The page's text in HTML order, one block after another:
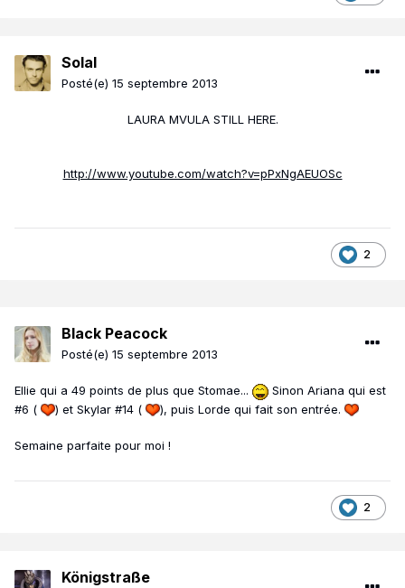
Solal
Posté(e) 15 septembre 2013
LAURA MVULA STILL HERE.
http://www.youtube.com/watch?v=pPxNgAEUOSc
2
Black Peacock
Posté(e) 15 septembre 2013
Ellie qui a 49 points de plus que Stomae...
Sinon Ariana qui est
#6 (
) et Skylar #14 ( ), puis Lorde qui fait son entrée.
Semaine parfaite pour moi !
2
Königstraße